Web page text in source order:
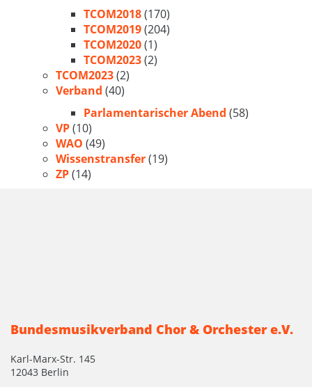
TCOM2018(170)
TCOM2019(204)
TCOM2020(1)
TCOM2023(2)
TCOM2023(2)
Verband (40)
Parlamentarischer Abend (58)
VP(10)
WAO (49)
Wissenstransfer(19)
ZP(14)
Bundesmusikverband Chor & Orchester e.V.
Karl-Marx-Str. 145
12043 Berlin